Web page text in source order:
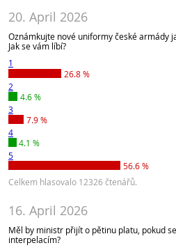
20. April 2026
Oznámkujte nové uniformy české armády
Jak se vám líbí?
1
26.8 %
2
4.6 %
3
7.9 %
4
4.1 %
5
56.6 %
Celkem hlasovalo 12326 čtenářů.
16. April 2026
Měl by ministr přijít o pětinu platu, pokud
interpelacím?